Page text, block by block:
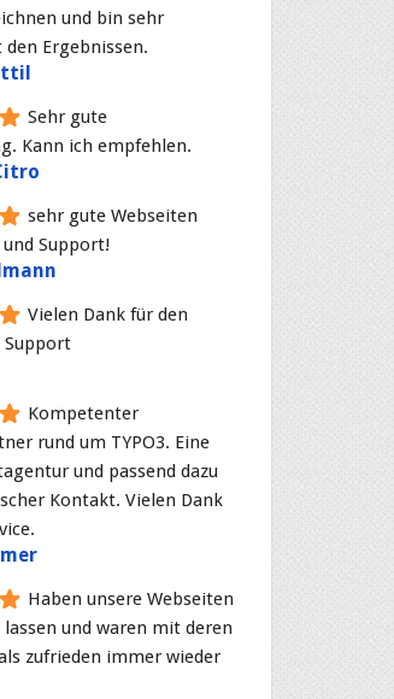
und bin sehr
Ergebnissen.
Sehr gute
Kann ich empfehlen.
sehr gute Webseiten
Support!
Vielen Dank für den
Support
Kompetenter
rund um TYPO3. Eine
und passend dazu
Kontakt. Vielen Dank
Haben unsere Webseiten
und waren mit deren
zufrieden immer wieder